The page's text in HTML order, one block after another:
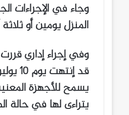
وجاء في الإجراءات
المنزل يومين أو
وفي إجراء إداري
يسمح للأجهزة
يتراءى لها في حالة